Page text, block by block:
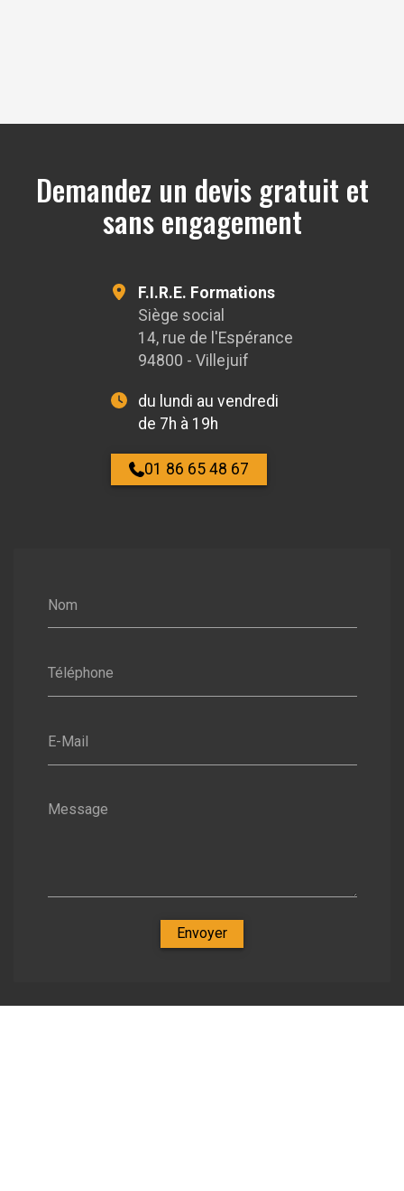
Demandez un devis gratuit et
sans engagement
Nom
Téléphone
E-Mail
Message
Envoyer
F.I.R.E. Formations
Siège social
14, rue de l'Espérance
94800 - Villejuif
du lundi au vendredi
de 7h à 19h
01 86 65 48 67